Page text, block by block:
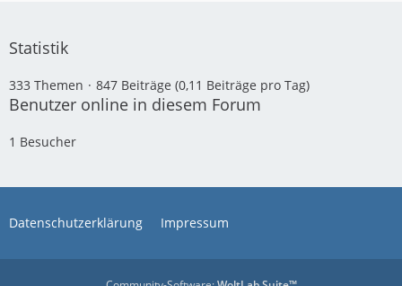
Statistik
333 Themen 847 Beiträge (0,11 Beiträge pro Tag)
Benutzer online in diesem Forum
1 Besucher
Datenschutzerklärung Impressum